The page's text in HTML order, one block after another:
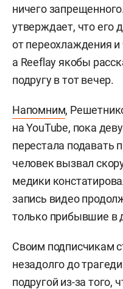
ничего
утверждает, что его
от переохлаждения
а Reeflay якобы
подругу в тот вечер.
Напомним,
на YouTube, пока
перестала подавать
человек вызвал
медики
запись видео
только прибывшие в
Своим подписчикам
незадолго до
подругой из-за того,